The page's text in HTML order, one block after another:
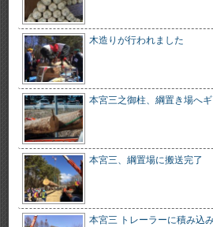
木造りが行われました
本宮三之御柱、綱置き場へギ
本宮三、綱置場に搬送完了
本宮三 トレーラーに積み込